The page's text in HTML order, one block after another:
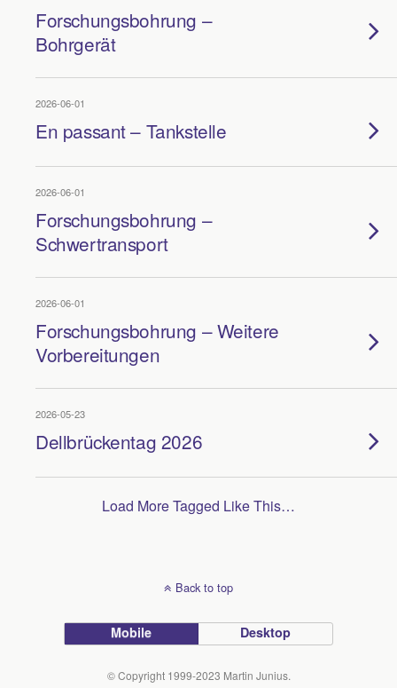
Forschungsbohrung –
Bohrgerät
2026-06-01
En passant – Tankstelle
2026-06-01
Forschungsbohrung –
Schwertransport
2026-06-01
Forschungsbohrung – Weitere
Vorbereitungen
2026-05-23
Dellbrückentag 2026
Load More Tagged Like This…
Back to top
Mobile Desktop
© Copyright 1999-2023 Martin Junius.